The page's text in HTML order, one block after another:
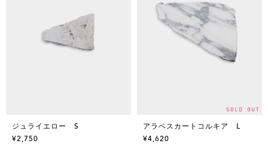
ジュライエロー S
¥2,750
アラベスカートコルキア L
¥4,620